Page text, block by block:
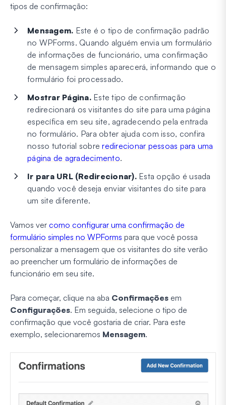
tipos de confirmação:
Mensagem. Este é o tipo de confirmação padrão
no WPForms. Quando alguém envia um formulário
de informações de funcionário, uma confirmação
de mensagem simples aparecerá, informando que o
formulário foi processado.
Mostrar Página.Este tipo de confirmação
redirecionará os visitantes do site para uma página
específica em seu site, agradecendo pela entrada
no formulário. Para obter ajuda com isso, confira
nosso tutorial sobreredirecionar pessoas para uma
página de agradecimento.
Ir para URL (Redirecionar).Esta opção é usada
quando você deseja enviar visitantes do site para
um site diferente.
Vamos ver como configurar uma confirmação de
formulário simples no WPForms para que você possa
personalizar a mensagem que os visitantes do site verão
ao preencher um formulário de informações de
funcionário em seu site.
Para começar, clique na aba Confirmações em
Configurações. Em seguida, selecione o tipo de
confirmação que você gostaria de criar. Para este
exemplo, selecionaremos Mensagem.